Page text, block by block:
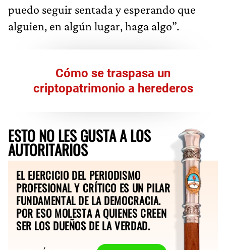
puedo seguir sentada y esperando que
alguien, en algún lugar, haga algo”.
Cómo se traspasa un
criptopatrimonio a herederos
ESTO NO LES GUSTA A LOS
AUTORITARIOS
EL EJERCICIO DEL PERIODISMO
PROFESIONAL Y CRÍTICO ES UN PILAR
FUNDAMENTAL DE LA DEMOCRACIA.
POR ESO MOLESTA A QUIENES CREEN
SER LOS DUEÑOS DE LA VERDAD.